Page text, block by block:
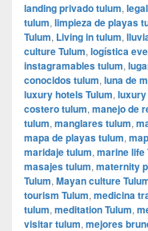
landing privado tulum,
tulum, limpieza de playas
Tulum, Living in tulum,
culture Tulum, logística
instagramables tulum,
conocidos tulum, luna de
luxury hotels Tulum, luxury
costero tulum, manejo de
tulum, manglares tulum,
mapa de playas tulum,
maridaje tulum, marine life
masajes tulum, maternity
Tulum, Mayan culture
tourism Tulum, medicina
tulum, meditation Tulum,
visitar tulum, mejores